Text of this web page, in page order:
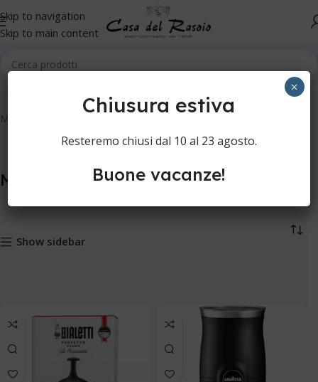
Skip to navigation
Skip to main content
Montalatte
Montalatte
Show sidebar
Chiusura estiva
Resteremo chiusi dal 10 al 23 agosto.
Buone vacanze!
×